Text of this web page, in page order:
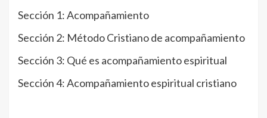
Sección 1: Acompañamiento
Sección 2: Método Cristiano de acompañamiento
Sección 3: Qué es acompañamiento espiritual
Sección 4: Acompañamiento espiritual cristiano